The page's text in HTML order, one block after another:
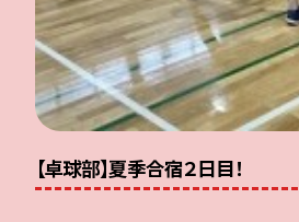
【卓球部】夏季合宿２日目！